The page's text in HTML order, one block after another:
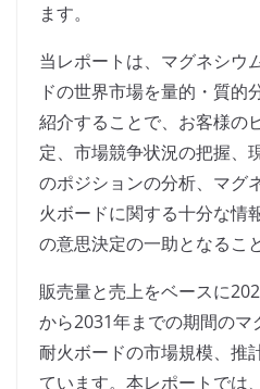
ます。
当レポートは、マグネシウ
ドの世界市場を量的・質的
紹介することで、お客様の
定、市場競争状況の把握、
のポジションの分析、マグ
火ボードに関する十分な情
の意思決定の一助となるこ
販売量と売上をベースに
から2031年までの期間のマ
耐火ボードの市場規模、推
ています。本レポートでは